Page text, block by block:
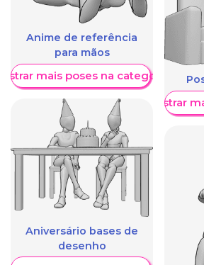
Anime de referência
para mãos
mais poses na categoria
Aniversário bases de
desenho
Mostrar